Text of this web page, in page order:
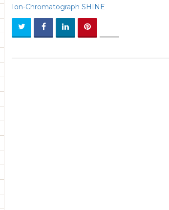
Ion-Chromatograph SHINE